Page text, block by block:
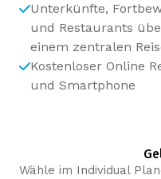
Unterkünfte,
und Restaurants
einem zentralen
Kostenloser Online
und Smartphone
Wähle im Individual